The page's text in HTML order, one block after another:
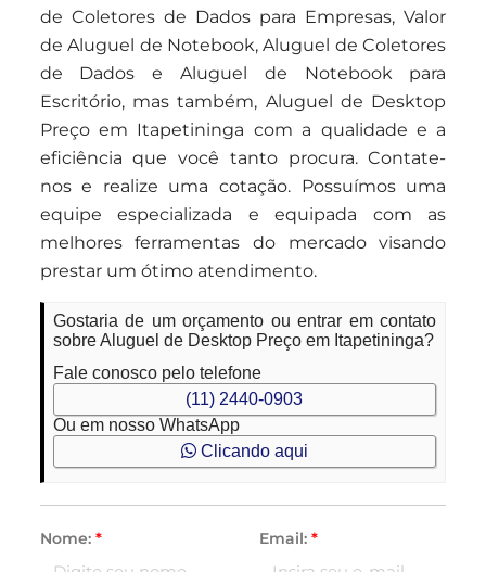
de Coletores de Dados para Empresas, Valor
de Aluguel de Notebook, Aluguel de Coletores
de Dados e Aluguel de Notebook para
Escritório, mas também, Aluguel de Desktop
Preço em Itapetininga com a qualidade e a
eficiência que você tanto procura. Contate-
nos e realize uma cotação. Possuímos uma
equipe especializada e equipada com as
melhores ferramentas do mercado visando
prestar um ótimo atendimento.
Gostaria de um orçamento ou entrar em contato
sobre Aluguel de Desktop Preço em Itapetininga?
Fale conosco pelo telefone
(11) 2440-0903
Ou em nosso WhatsApp
Clicando aqui
Nome: * Email: *